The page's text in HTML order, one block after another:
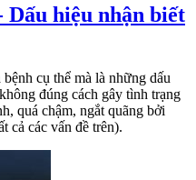
Dấu hiệu nhận biết
cụ thể mà là những dấu
đúng cách gây tình trạng
quá chậm, ngắt quãng bởi
cả các vấn đề trên).